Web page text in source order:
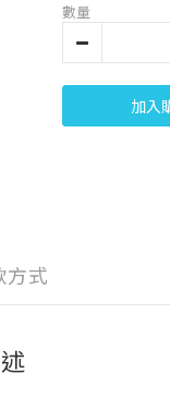
數量
加入
方式